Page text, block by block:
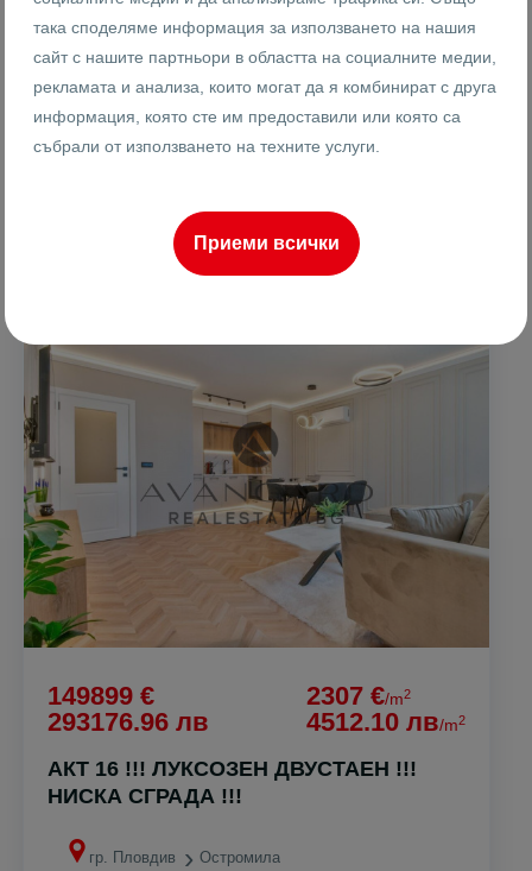
Площ
149899 €
293176.96 лв
2307 €/m2
4512.10 лв/m2
АКТ 16 !!! ЛУКСОЗЕН ДВУСТАЕН !!!
НИСКА СГРАДА !!!
гр. Пловдив Остромила
така споделяме информация за използването на нашия
сайт с нашите партньори в областта на социалните медии,
рекламата и анализа, които могат да я комбинират с друга
информация, която сте им предоставили или която са
събрали от използването на техните услуги.
Приеми всички